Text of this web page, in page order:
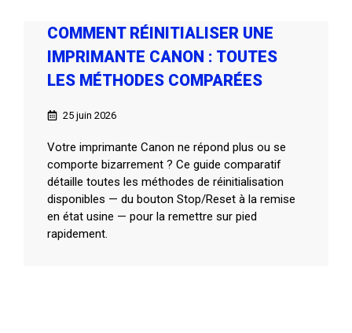
COMMENT RÉINITIALISER UNE
IMPRIMANTE CANON : TOUTES
LES MÉTHODES COMPARÉES
25 juin 2026
Votre imprimante Canon ne répond plus ou se
comporte bizarrement ? Ce guide comparatif
détaille toutes les méthodes de réinitialisation
disponibles — du bouton Stop/Reset à la remise
en état usine — pour la remettre sur pied
rapidement.